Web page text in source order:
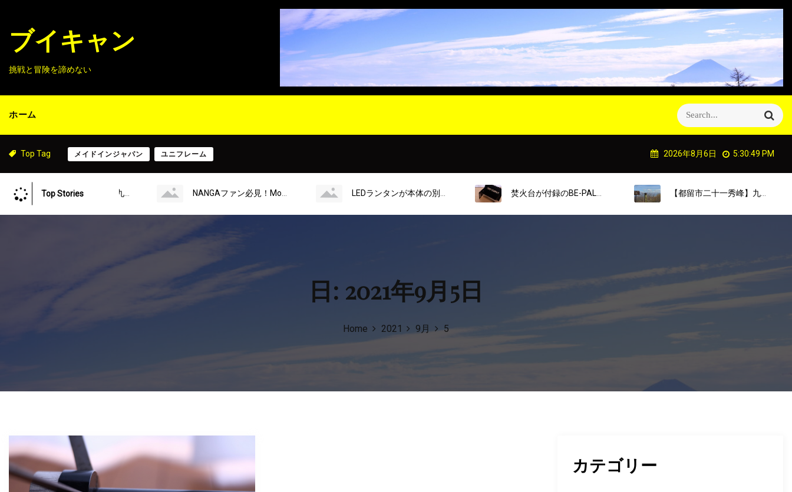
c
ブイキャン
挑戦と冒険を諦めない
ホーム
S
e
r
f
o
S
e
a
c
Top Tag メイドインジャパン ユニフレーム 2026年8月6日 5:30:50 PM
Top Stories
【都留市二十一秀峰】九鬼山登山 NANGAファン必見！MonoMaxの付録を使ってみた LEDランタンが本体の別冊GO OUTを買って来ました 焚火台が付録のBE-PAL１２月号を買って来ました！ 【都留市二十一秀峰】九鬼山登山
日: 2021年9月5日
Home 2021 9月 5
カテゴリー